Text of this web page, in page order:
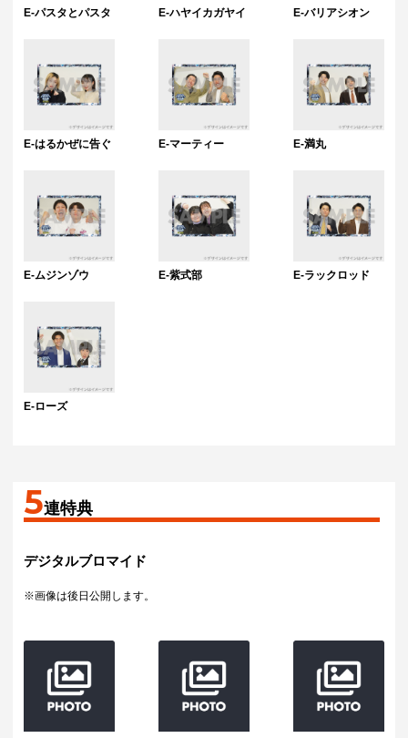
E-パスタとパスタ E-ハヤイカガヤイ E-バリアシオン
E-はるかぜに告ぐ E-マーティー E-満丸
E-ムジンゾウ E-紫式部 E-ラックロッド
E-ローズ
5連特典
デジタルブロマイド
※画像は後日公開します。